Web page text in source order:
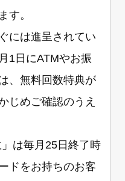
す。
には進呈されてい
1日にATMやお振
、無料回数特典が
じめご確認のうえ
は毎月25日終了時
ドをお持ちのお客